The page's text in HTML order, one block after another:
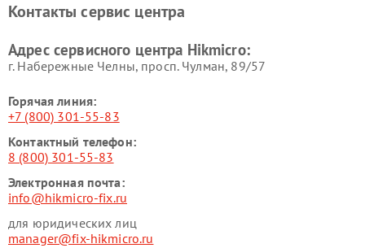
Контакты сервис центра
Адрес сервисного центра Hikmicro:
г. Набережные Челны, просп. Чулман, 89/57
Горячая линия:
+7 (800) 301-55-83
Контактный телефон:
8 (800) 301-55-83
Электронная почта:
info@hikmicro-fix.ru
для юридических лиц
manager@fix-hikmicro.ru